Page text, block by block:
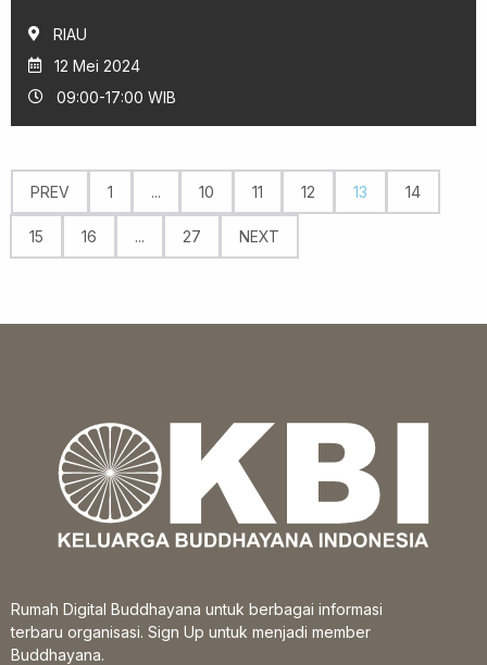
RIAU
12 Mei 2024
09:00-17:00 WIB
PREV 1 ... 10 11 12 13 14
15 16 ... 27 NEXT
Rumah Digital Buddhayana untuk berbagai informasi
terbaru organisasi. Sign Up untuk menjadi member
Buddhayana.